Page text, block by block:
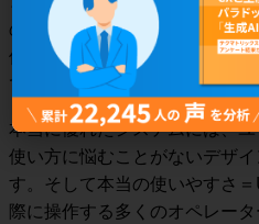
のレイアウトが見づらい、入
位置にある、などのちょっとし
て、オペレーターの負担になっ
本当に優れたシステムには、
使い方に悩むことがないデザ
す。そして本当の使いやすさ＝
際に操作する多くのオペレー